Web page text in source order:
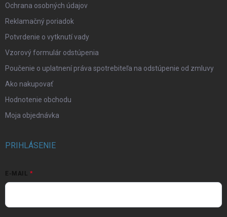
Ochrana osobných údajov
Reklamačný poriadok
Potvrdenie o vytknutí vady
Vzorový formulár odstúpenia
Poučenie o uplatnení práva spotrebiteľa na odstúpenie od zmluvy
Ako nakupovať
Hodnotenie obchodu
Moja objednávka
PRIHLÁSENIE
E-MAIL